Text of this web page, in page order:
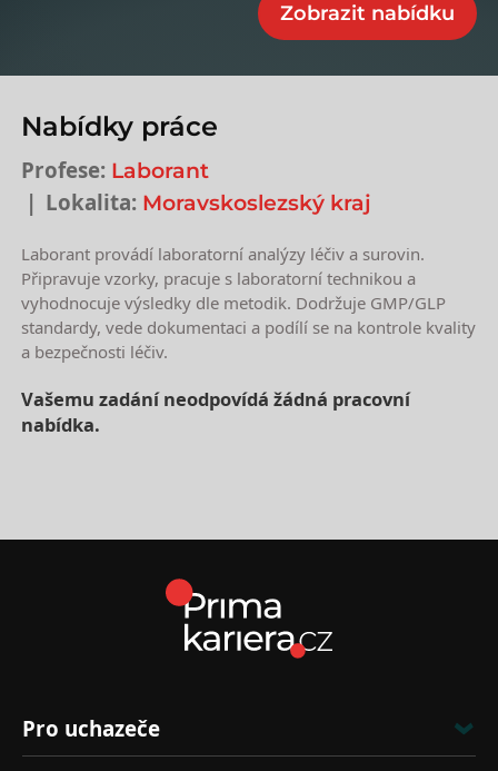
Nabídky práce
Profese: Laborant
Lokalita: Moravskoslezský kraj
Laborant provádí laboratorní analýzy léčiv a surovin.
Připravuje vzorky, pracuje s laboratorní technikou a
vyhodnocuje výsledky dle metodik. Dodržuje GMP/GLP
standardy, vede dokumentaci a podílí se na kontrole kvality
a bezpečnosti léčiv.
Vašemu zadání neodpovídá žádná pracovní
nabídka.
Pro uchazeče